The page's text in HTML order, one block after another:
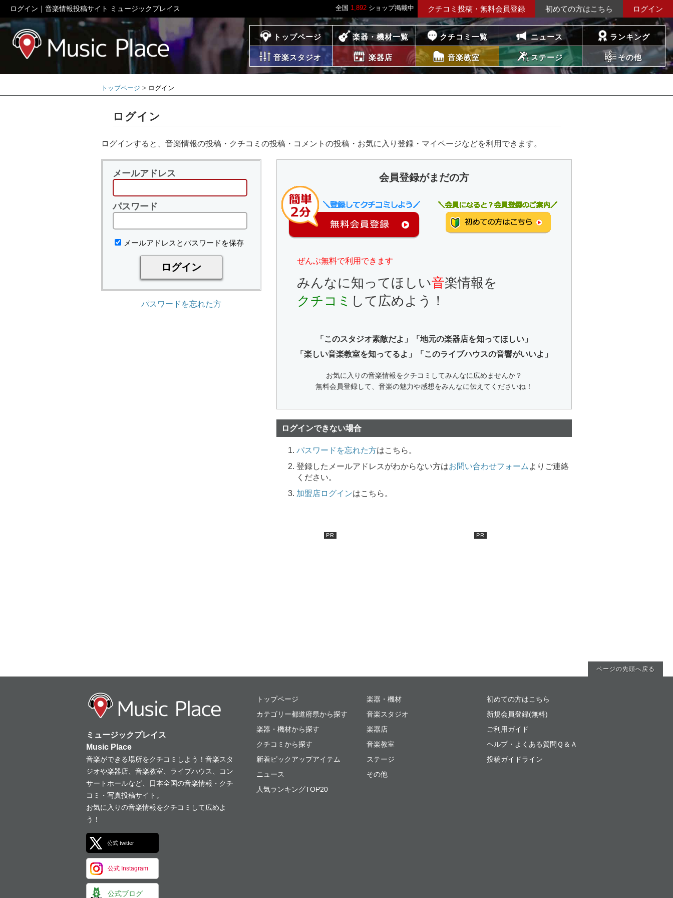
全国 1,892 ショップ掲載中 クチコミ投稿・無料会員登録 初めての方はこちら ログイン
ログイン｜音楽情報投稿サイト ミュージックプレイス
ミュージックプレイス トップページ 楽器・機材一覧 クチコミ一覧 ニュース ランキング
音楽スタジオ 楽器店 音楽教室 ステージ その他
トップページ ログイン
ログイン
ログインすると、音楽情報の投稿・クチコミの投稿・コメントの投稿・お気に入り登録・マイページなどを利用できます。
メールアドレス
パスワード
メールアドレスとパスワードを保存
パスワードを忘れた方
会員登録がまだの方
ぜんぶ無料で利用できます
みんなに知ってほしい音楽情報を
クチコミ して広めよう！
「このスタジオ素敵だよ」「地元の楽器店を知ってほしい」
「楽しい音楽教室を知ってるよ」「このライブハウスの音響がいいよ」
お気に入りの音楽情報をクチコミしてみんなに広めませんか？
無料会員登録して、音楽の魅力や感想をみんなに伝えてくださいね！
ログインできない場合
パスワードを忘れた方はこちら。
登録したメールアドレスがわからない方はお問い合わせフォーム よりご連絡
ください。
加盟店ログインはこちら。
ページの先頭へ戻る
ミュージックプレイス
ミュージックプレイス
Music Place
音楽ができる場所をクチコミしよう！音楽スタ
ジオや楽器店、音楽教室、ライブハウス、コン
サートホールなど、日本全国の音楽情報・クチ
コミ・写真投稿サイト。
お気に入りの音楽情報をクチコミして広めよ
う！
公式 twitter
公式 Instagram
公式ブログ
トップページ
カテゴリー都道府県から探す
楽器・機材から探す
クチコミから探す
新着ピックアップアイテム
ニュース
人気ランキングTOP20
楽器・機材
音楽スタジオ
楽器店
音楽教室
ステージ
その他
初めての方はこちら
新規会員登録(無料)
ご利用ガイド
ヘルプ・よくある質問Ｑ＆Ａ
投稿ガイドライン